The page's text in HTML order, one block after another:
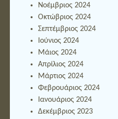
Νοέμβριος 2024
Οκτώβριος 2024
Σεπτέμβριος 2024
Ιούνιος 2024
Μάιος 2024
Απρίλιος 2024
Μάρτιος 2024
Φεβρουάριος 2024
Ιανουάριος 2024
Δεκέμβριος 2023